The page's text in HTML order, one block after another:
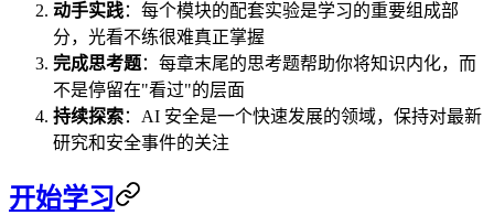
动手实践：每个模块的配套实验是学习的重要组成部
分，光看不练很难真正掌握
完成思考题：每章末尾的思考题帮助你将知识内化，而
不是停留在"看过"的层面
持续探索：AI 安全是一个快速发展的领域，保持对最新
研究和安全事件的关注
开始学习